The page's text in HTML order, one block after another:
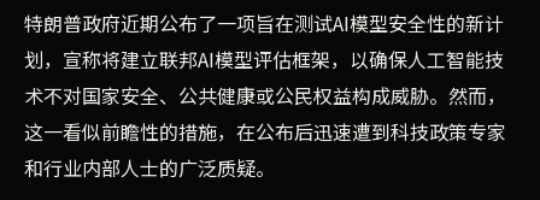
特朗普政府近期宣布计划测试AI模型安全性，然而批评者
特朗普政府近期公布了一项旨在测试AI模型安全性的新计
划，宣称将建立联邦AI模型评估框架，以确保人工智能技
术不对国家安全、公共健康或公民权益构成威胁。然而，
这一看似前瞻性的措施，在公布后迅速遭到科技政策专家
和行业内部人士的广泛质疑。